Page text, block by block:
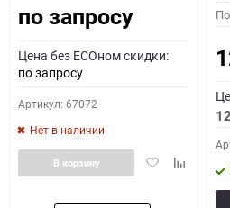
по запросу
Цена без ECOном скидки:
по запросу
Артикул: 67072
Нет в наличии
ДобавитьДобавить
В корзину